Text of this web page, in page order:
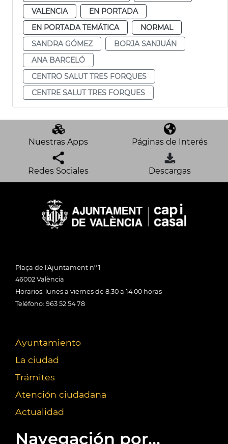
VALENCIA
EN PORTADA
EN PORTADA TEMÁTICA
NORMAL
SANDRA GÓMEZ
BORJA SANJUÁN
ANA BARCELÓ
CENTRO SALUT TRES FORQUES
CENTRE SALUT TRES FORQUES
Nuestras Apps Páginas de Interés
Redes Sociales Descargas
Plaça de l'Ajuntament nº 1
46002 València
Horarios: lunes a viernes de 8:30 a 14:00 horas
Teléfono: 963 52 54 78
Ayuntamiento
La ciudad
Trámites
Atención ciudadana
Actualidad
Navegación por...